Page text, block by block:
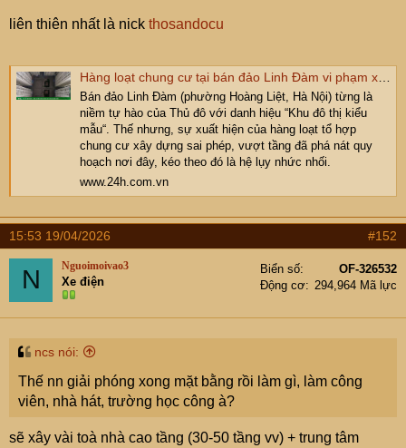
liên thiên nhất là nick thosandocu
Hàng loạt chung cư tại bán đảo Linh Đàm vi phạm xây vượt tầng
Bán đảo Linh Đàm (phường Hoàng Liệt, Hà Nội) từng là
niềm tự hào của Thủ đô với danh hiệu “Khu đô thị kiểu
mẫu“. Thế nhưng, sự xuất hiện của hàng loạt tổ hợp
chung cư xây dựng sai phép, vượt tầng đã phá nát quy
hoạch nơi đây, kéo theo đó là hệ lụy nhức nhối.
www.24h.com.vn
15:53 19/04/2026 #152
N Nguoimoivao3
Xe điện
Biển số
OF-326532
Động cơ
294,964 Mã lực
ncs nói:
Thế nn giải phóng xong mặt bằng rồi làm gì, làm công
viên, nhà hát, trường học công à?
sẽ xây vài toà nhà cao tầng (30-50 tầng vv) + trung tâm